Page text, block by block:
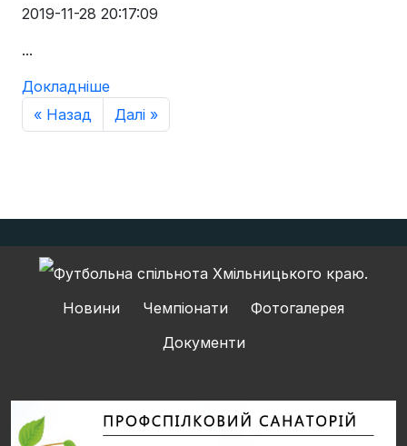
2019-11-28 20:17:09
...
Докладніше
« Назад
Далі »
Новини Чемпіонати
Фотогалерея
Документи